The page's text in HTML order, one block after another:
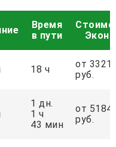
Время
в пути
18 ч
от
руб.
1 дн.
1 ч
43 мин
от
руб.